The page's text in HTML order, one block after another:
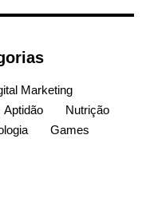
Marketing
Aptidão
Nutrição
Games